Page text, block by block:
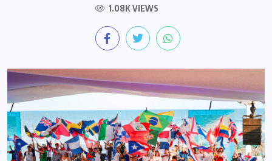
1.08K VIEWS